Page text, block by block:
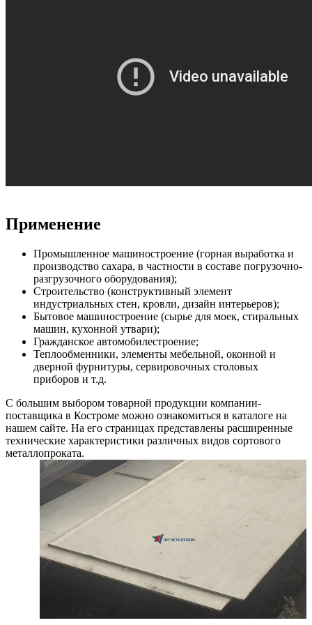
Применение
Промышленное машиностроение (горная выработка и
производство сахара, в частности в составе погрузочно-
разгрузочного оборудования);
Строительство (конструктивный элемент
индустриальных стен, кровли, дизайн интерьеров);
Бытовое машиностроение (сырье для моек, стиральных
машин, кухонной утвари);
Гражданское автомобилестроение;
Теплообменники, элементы мебельной, оконной и
дверной фурнитуры, сервировочных столовых
приборов и т.д.
С большим выбором товарной продукции компании-
поставщика в Костроме можно ознакомиться в каталоге на
нашем сайте. На его страницах представлены расширенные
технические характеристики различных видов сортового
металлопроката.